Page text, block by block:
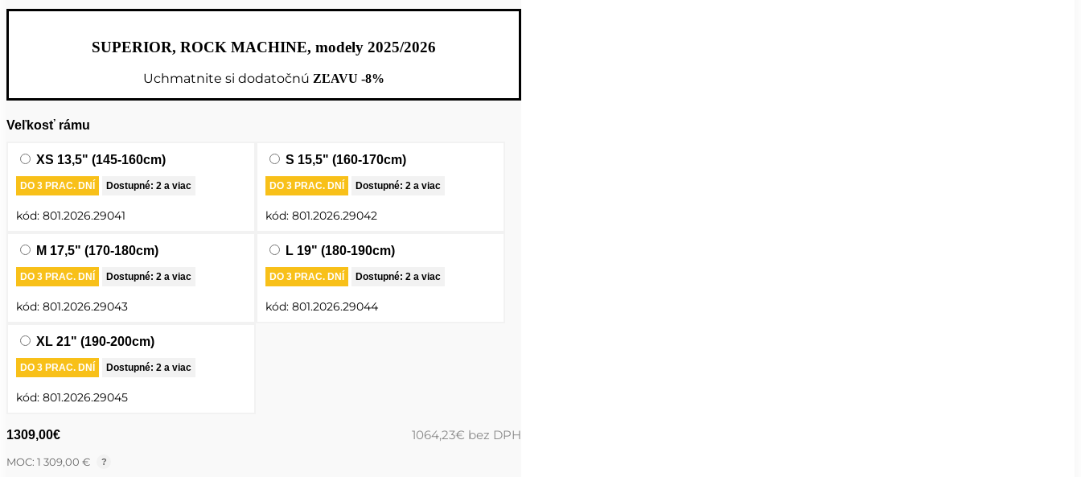
SUPERIOR, ROCK MACHINE, modely 2025/2026
Uchmatnite si dodatočnú ZĽAVU -8%
Veľkosť rámu
XS 13,5" (145-160cm)
DO 3 PRAC. DNÍ Dostupné: 2 a viac
kód: 801.2026.29041
S 15,5" (160-170cm)
DO 3 PRAC. DNÍ Dostupné: 2 a viac
kód: 801.2026.29042
M 17,5" (170-180cm)
DO 3 PRAC. DNÍ Dostupné: 2 a viac
kód: 801.2026.29043
L 19" (180-190cm)
DO 3 PRAC. DNÍ Dostupné: 2 a viac
kód: 801.2026.29044
XL 21" (190-200cm)
DO 3 PRAC. DNÍ Dostupné: 2 a viac
kód: 801.2026.29045
1309,00€ 1064,23€ bez DPH
MOC: 1 309,00 € ?